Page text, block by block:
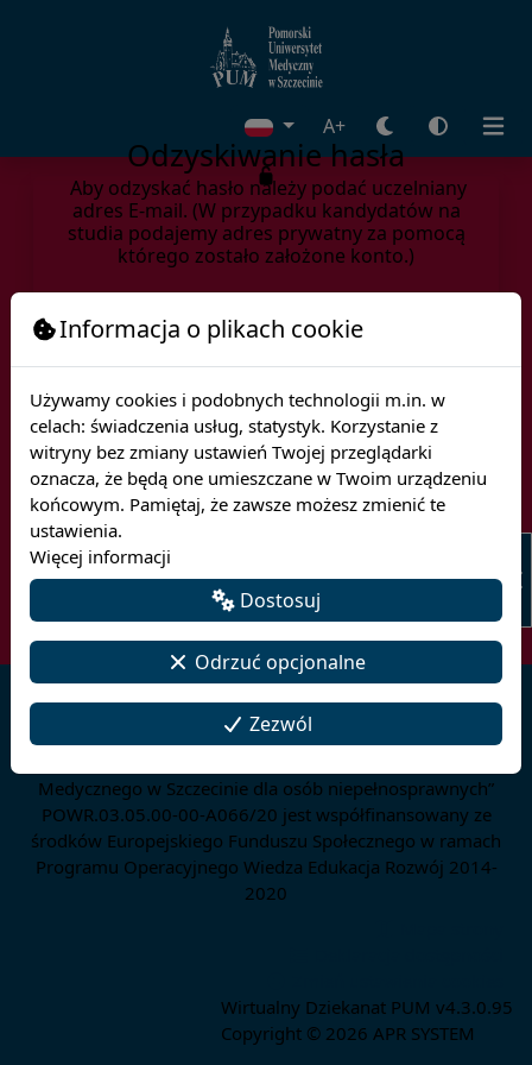
A+
Odzyskiwanie hasła
Aby odzyskać hasło należy podać uczelniany
adres E-mail. (W przypadku kandydatów na
studia podajemy adres prywatny za pomocą
którego zostało założone konto.)
E-mail
Dalej
Medycznego w Szczecinie dla osób niepełnosprawnych”
POWR.03.05.00-00-A066/20 jest współfinansowany ze
środków Europejskiego Funduszu Społecznego w ramach
Programu Operacyjnego Wiedza Edukacja Rozwój 2014-
2020
Wirtualny Dziekanat PUM v4.3.0.95
Copyright © 2026 APR SYSTEM
Informacja o plikach cookie
Używamy cookies i podobnych technologii m.in. w
celach: świadczenia usług, statystyk. Korzystanie z
witryny bez zmiany ustawień Twojej przeglądarki
oznacza, że będą one umieszczane w Twoim urządzeniu
końcowym. Pamiętaj, że zawsze możesz zmienić te
ustawienia.
Więcej informacji
Dostosuj
Odrzuć opcjonalne
Zezwól